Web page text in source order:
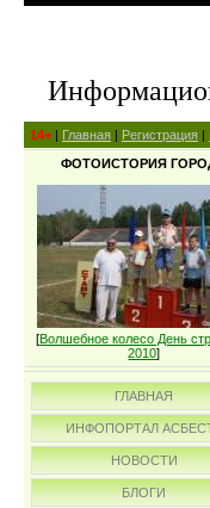
14+ | Главная | Регистрация |
ФОТОИСТОРИЯ
[Волшебное колесо День
2010]
ГЛАВНАЯ
ИНФОПОРТАЛ
НОВОСТИ
БЛОГИ